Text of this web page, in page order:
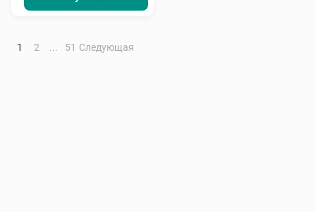
1 2 ... 51 Следующая